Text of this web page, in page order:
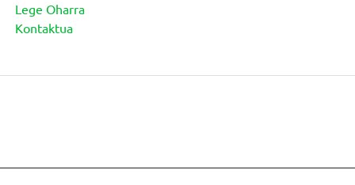
Lege Oharra
Kontaktua